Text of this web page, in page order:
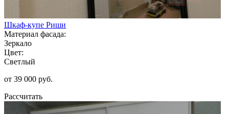
Шкаф-купе Риши
Материал фасада:
Зеркало
Цвет:
Светлый
от 39 000 руб.
Рассчитать